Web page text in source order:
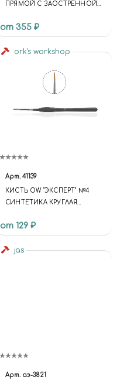
ПРЯМОЙ С ЗАОСТРЕННОЙ
ОТ НАГРЕВА
от 355 ₽
ork's workshop
Арт. 41139
КИСТЬ OW "ЭКСПЕРТ" №4
СИНТЕТИКА КРУГЛАЯ
от 129 ₽
jas
Арт. аэ-3821